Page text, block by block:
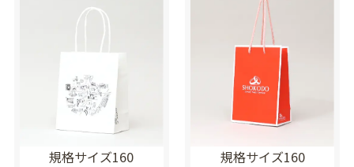
規格サイズ160 規格サイズ160